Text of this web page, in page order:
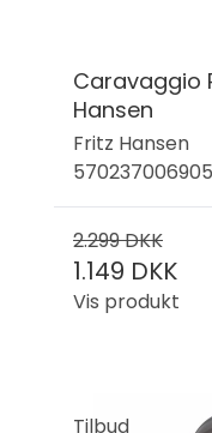
Caravaggio
Hansen
Fritz Hansen
2.299 DKK
1.149 DKK
Vis produkt
Tilbud